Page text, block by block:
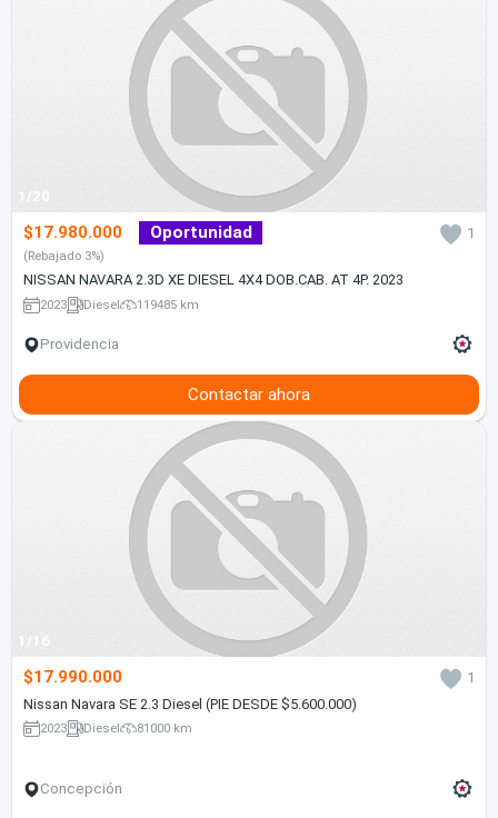
1/20
$17.980.000 Oportunidad 1
(Rebajado 3%)
NISSAN NAVARA 2.3D XE DIESEL 4X4 DOB.CAB. AT 4P. 2023
2023 Diesel 119485 km
Providencia
Contactar ahora
1/16
$17.990.000
1
Nissan Navara SE 2.3 Diesel (PIE DESDE $5.600.000)
2023 Diesel 81000 km
Concepción